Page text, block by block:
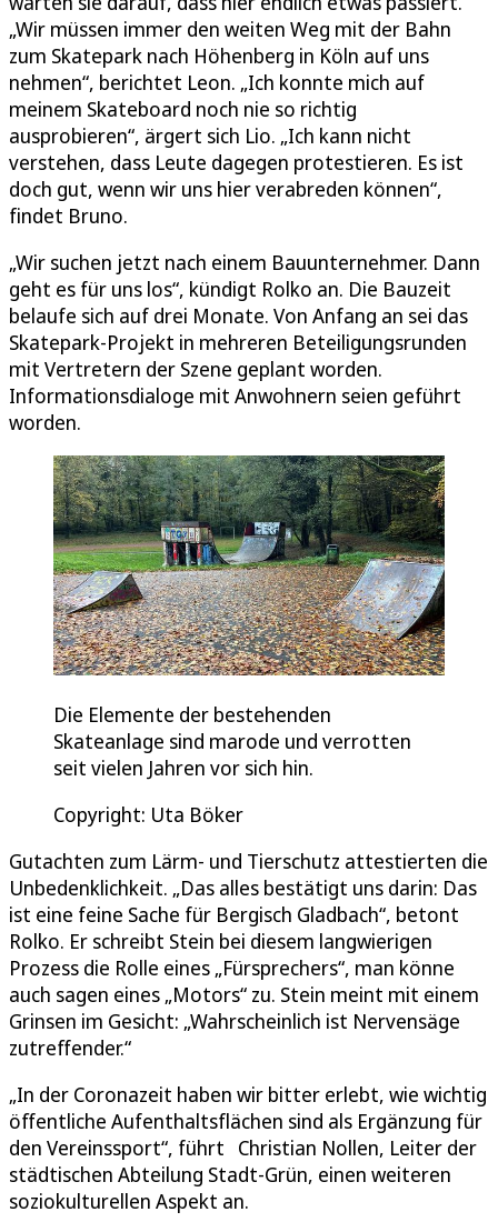
„Wir müssen immer den weiten Weg mit der Bahn
zum Skatepark nach Höhenberg in Köln auf uns
nehmen“, berichtet Leon. „Ich konnte mich auf
meinem Skateboard noch nie so richtig
ausprobieren“, ärgert sich Lio. „Ich kann nicht
verstehen, dass Leute dagegen protestieren. Es ist
doch gut, wenn wir uns hier verabreden können“,
findet Bruno.
„Wir suchen jetzt nach einem Bauunternehmer. Dann
geht es für uns los“, kündigt Rolko an. Die Bauzeit
belaufe sich auf drei Monate. Von Anfang an sei das
Skatepark-Projekt in mehreren Beteiligungsrunden
mit Vertretern der Szene geplant worden.
Informationsdialoge mit Anwohnern seien geführt
worden.
Die Elemente der bestehenden
Skateanlage sind marode und verrotten
seit vielen Jahren vor sich hin.
Copyright: Uta Böker
Gutachten zum Lärm- und Tierschutz attestierten die
Unbedenklichkeit. „Das alles bestätigt uns darin: Das
ist eine feine Sache für Bergisch Gladbach“, betont
Rolko. Er schreibt Stein bei diesem langwierigen
Prozess die Rolle eines „Fürsprechers“, man könne
auch sagen eines „Motors“ zu. Stein meint mit einem
Grinsen im Gesicht: „Wahrscheinlich ist Nervensäge
zutreffender.“
„In der Coronazeit haben wir bitter erlebt, wie wichtig
öffentliche Aufenthaltsflächen sind als Ergänzung für
den Vereinssport“, führt Christian Nollen, Leiter der
städtischen Abteilung Stadt-Grün, einen weiteren
soziokulturellen Aspekt an.